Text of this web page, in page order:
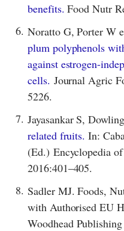
benefits. Food Nutr
6. Noratto G, Porter W
plum polyphenols
against estrogen-
cells. Journal Agric
5226.
7. Jayasankar S,
related fruits. In:
(Ed.) Encyclopedia
2016:401–405.
8. Sadler MJ. Foods,
with Authorised EU
Woodhead